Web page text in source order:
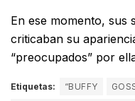
En ese momento, sus
criticaban su
“preocupados” por
Etiquetas: “BUFFY